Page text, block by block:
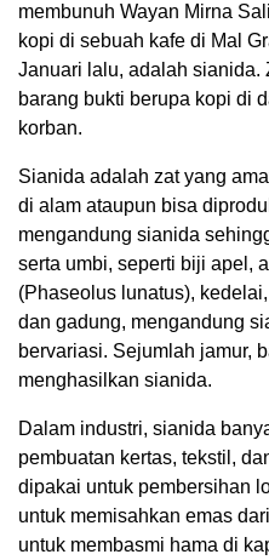
membunuh Wayan Mirna
kopi di sebuah kafe di Mal
Januari lalu, adalah sianida.
barang bukti berupa kopi di
korban.
Sianida adalah zat yang
di alam ataupun bisa
mengandung sianida
serta umbi, seperti biji apel,
(Phaseolus lunatus),
dan gadung, mengandung
bervariasi. Sejumlah jamur,
menghasilkan sianida.
Dalam industri, sianida
pembuatan kertas, tekstil,
dipakai untuk pembersihan
untuk memisahkan emas
untuk membasmi hama di